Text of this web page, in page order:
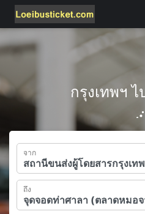
กรุงเทพฯ
จาก
ถึง